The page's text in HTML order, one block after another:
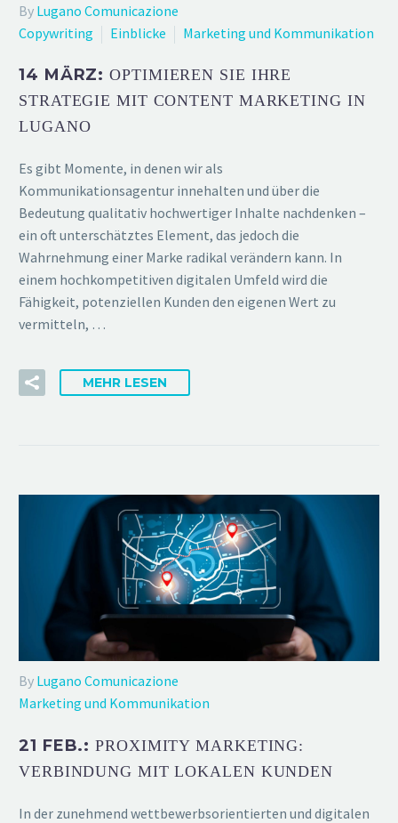
By Lugano Comunicazione
Copywriting
Einblicke Marketing und Kommunikation
14 MÄRZ:OPTIMIEREN SIE IHRE
STRATEGIE MIT CONTENT MARKETING IN
LUGANO
Es gibt Momente, in denen wir als
Kommunikationsagentur innehalten und über die
Bedeutung qualitativ hochwertiger Inhalte nachdenken –
ein oft unterschätztes Element, das jedoch die
Wahrnehmung einer Marke radikal verändern kann. In
einem hochkompetitiven digitalen Umfeld wird die
Fähigkeit, potenziellen Kunden den eigenen Wert zu
vermitteln, …
MEHR LESEN
By Lugano Comunicazione
Marketing und Kommunikation
21 FEB.:PROXIMITY MARKETING:
VERBINDUNG MIT LOKALEN KUNDEN
In der zunehmend wettbewerbsorientierten und digitalen